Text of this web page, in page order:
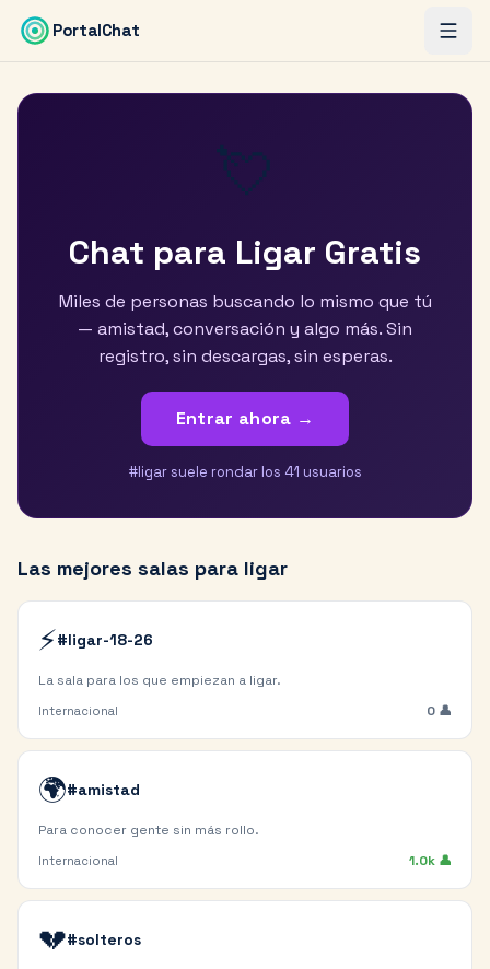
Saltar al contenido principal
PortalChat
💘
Chat para Ligar Gratis
Miles de personas buscando lo mismo que tú
— amistad, conversación y algo más. Sin
registro, sin descargas, sin esperas.
Entrar ahora →
#ligar suele rondar los 41 usuarios
Las mejores salas para ligar
⚡#ligar-18-26
La sala para los que empiezan a ligar.
Internacional 0 👤
🌍#amistad
Para conocer gente sin más rollo.
Internacional 1.0k 👤
💔#solteros